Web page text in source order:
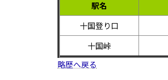
駅名
十国登り口
十国峠
略歴へ戻る